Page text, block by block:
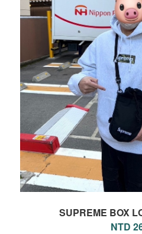
SUPREME BOX
NTD